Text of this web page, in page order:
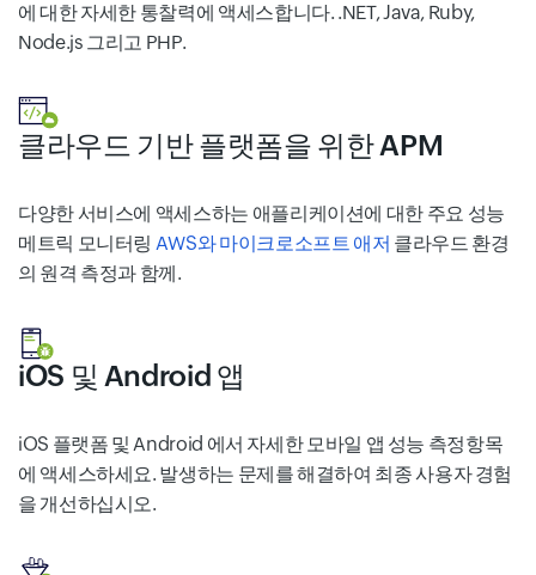
에 대한 자세한 통찰력에 액세스합니다. .NET, Java, Ruby,
Node.js 그리고 PHP.
클라우드 기반 플랫폼을 위한 APM
다양한 서비스에 액세스하는 애플리케이션에 대한 주요 성능
메트릭 모니터링 AWS와 마이크로소프트 애저 클라우드 환경
의 원격 측정과 함께.
iOS 및 Android 앱
iOS 플랫폼 및 Android 에서 자세한 모바일 앱 성능 측정항목
에 액세스하세요. 발생하는 문제를 해결하여 최종 사용자 경험
을 개선하십시오.